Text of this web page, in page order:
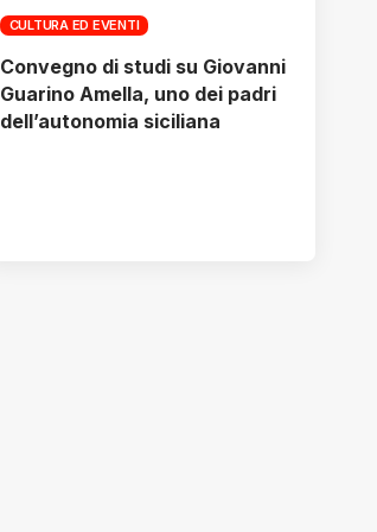
CULTURA ED EVENTI
Convegno di studi su Giovanni
Guarino Amella, uno dei padri
dell’autonomia siciliana